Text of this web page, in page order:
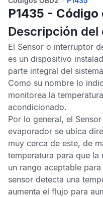
P1435 - Código
Descripción del
El Sensor o interruptor
es un dispositivo
parte integral del
Como su nombre lo
monitorea la
acondicionado.
Por lo general, el
evaporador se ubica
muy cerca de este, de
temperatura para que la
un rango aceptable
sensor detecta una
aumenta el flujo para